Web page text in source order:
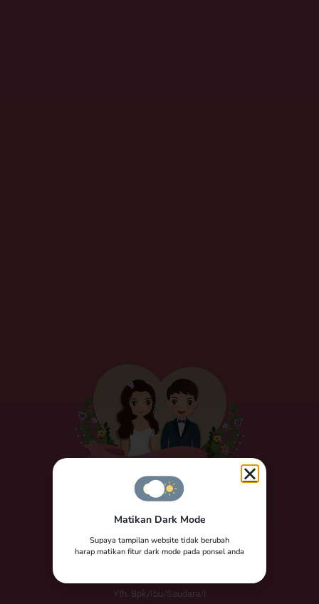
The Wedding of
Nazwa & Jodi
Yth. Bpk/Ibu/Saudara/i
Matikan Dark Mode
Supaya tampilan website tidak berubah
harap matikan fitur dark mode pada ponsel anda